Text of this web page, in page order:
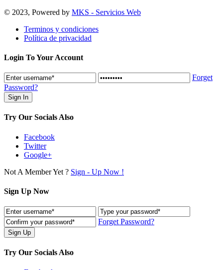
© 2023, Powered by MKS - Servicios Web
Terminos y condiciones
Política de privacidad
Login To Your Account
Forget
Password?
Try Our Socials Also
Facebook
Twitter
Google+
Not A Member Yet ? Sign - Up Now !
Sign Up Now
Forget Password?
Try Our Socials Also